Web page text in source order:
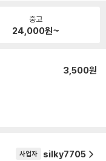
중고
24,000원~
3,500원
사업자 silky7705